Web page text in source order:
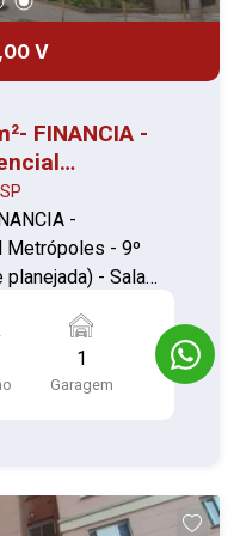
V
FINANCIA -
-
- 9º
Área de Serviço - 1
1
Garagem